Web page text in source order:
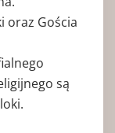
oraz Gościa
są